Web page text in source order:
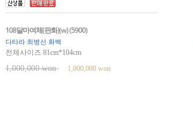
108달마여체(판화)(w) (5900)
다타라 최병선 화백
전체사이즈 81cm*104cm
1,000,000 won 1,000,000 won